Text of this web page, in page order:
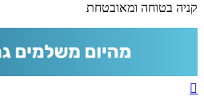
קניה בטוחה ומאובטחת